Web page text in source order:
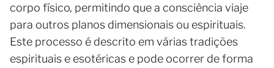
corpo físico, permitindo que a consciência viaje
para outros planos dimensionais ou espirituais.
Este processo é descrito em várias tradições
espirituais e esotéricas e pode ocorrer de forma